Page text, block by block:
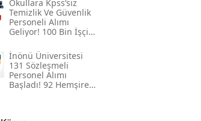
İzmir
Kars
Kastamonu
Kayseri
Okullara Kpss’siz
Temizlik Ve Güvenlik
Personeli Alımı
Geliyor! 100 Bin İşçi
Durum
İnönü Üniversitesi
131 Sözleşmeli
Personel Alımı
Başladı! 92 Hemşire